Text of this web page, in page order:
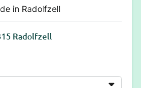
in Radolfzell
Radolfzell